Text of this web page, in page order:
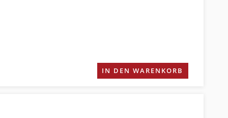
IN DEN WARENKORB